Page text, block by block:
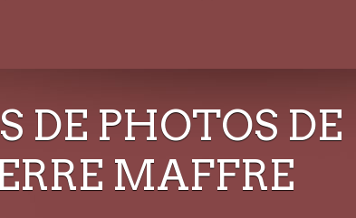
DE PHOTOS DE
MAFFRE